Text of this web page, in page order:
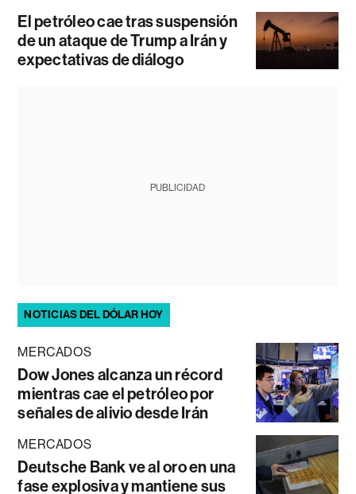
El petróleo cae tras suspensión
de un ataque de Trump a Irán y
expectativas de diálogo
PUBLICIDAD
NOTICIAS DEL DÓLAR HOY
MERCADOS
Dow Jones alcanza un récord
mientras cae el petróleo por
señales de alivio desde Irán
MERCADOS
Deutsche Bank ve al oro en una
fase explosiva y mantiene sus